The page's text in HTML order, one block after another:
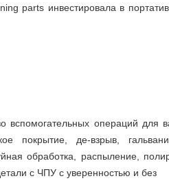
parts инвестировала в
операций для
покрытие, де-взрыв,
обработка, распыление,
с ЧПУ с уверенностью и без